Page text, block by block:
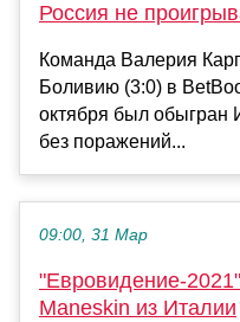
Россия не
Команда Валерия
Боливию (3:0) в
октября был обыгран
без поражений...
09:00, 31 Мар
"Евровидение-
Maneskin из Италии